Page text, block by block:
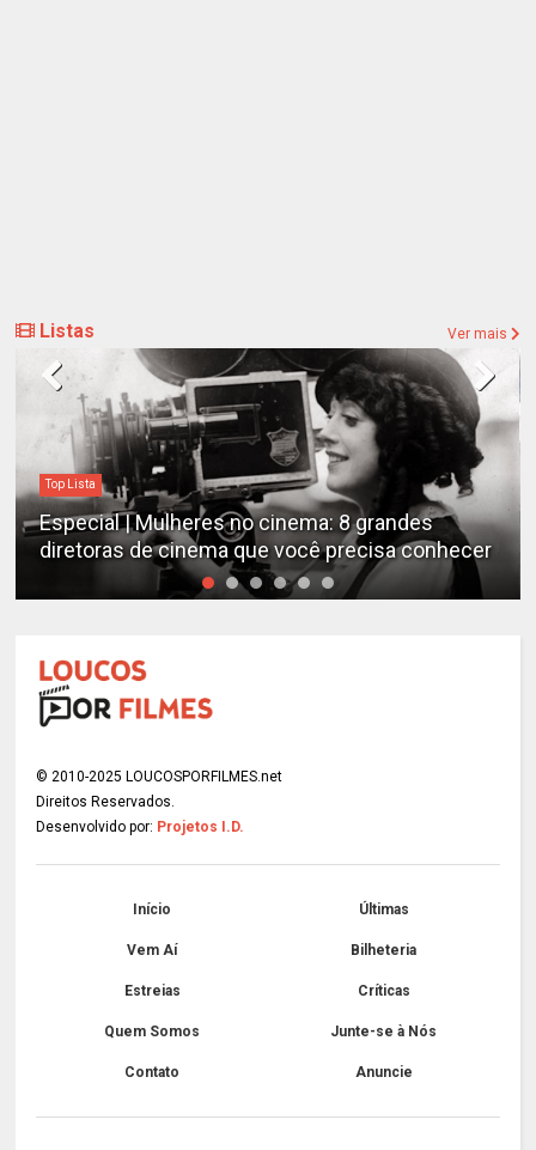
Listas Ver mais
Top Lista
Especial | Mulheres no cinema: 8 grandes
diretoras de cinema que você precisa conhecer
© 2010-2025 LOUCOSPORFILMES.net
Direitos Reservados.
Desenvolvido por: Projetos I.D.
Início Últimas
Vem Aí Bilheteria
Estreias Críticas
Quem Somos Junte-se à Nós
Contato Anuncie